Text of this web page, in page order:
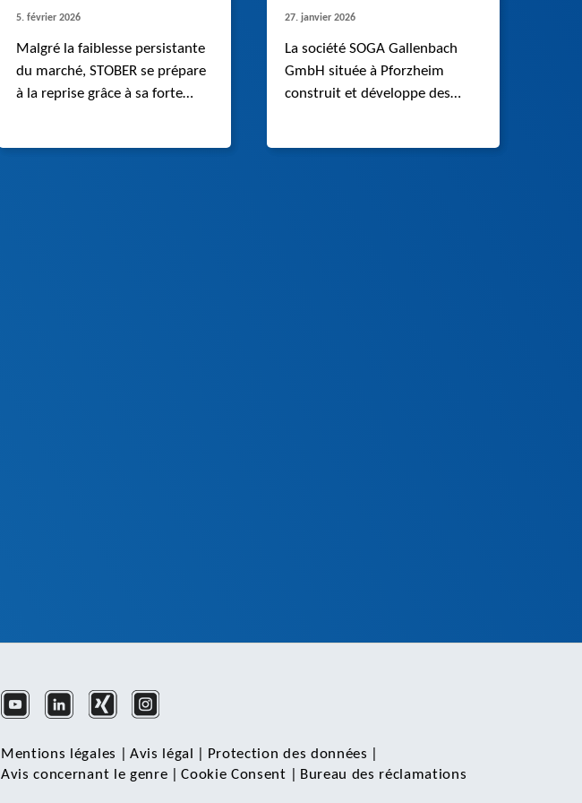
5. février 2026
Malgré la faiblesse persistante
du marché, STOBER se prépare
à la reprise grâce à sa forte
27. janvier 2026
La société SOGA Gallenbach
GmbH située à Pforzheim
construit et développe des
Mentions légales Avis légal Protection des données
Avis concernant le genre |Cookie Consent Bureau des réclamations